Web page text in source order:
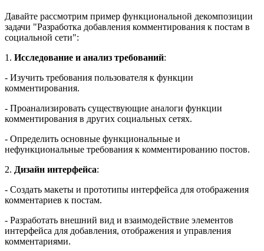
Давайте рассмотрим пример функциональной декомпозиции
задачи "Разработка добавления комментирования к постам в
социальной сети":
1. Исследование и анализ требований:
- Изучить требования пользователя к функции
комментирования.
- Проанализировать существующие аналоги функции
комментирования в других социальных сетях.
- Определить основные функциональные и
нефункциональные требования к комментированию постов.
2. Дизайн интерфейса:
- Создать макеты и прототипы интерфейса для отображения
комментариев к постам.
- Разработать внешний вид и взаимодействие элементов
интерфейса для добавления, отображения и управления
комментариями.